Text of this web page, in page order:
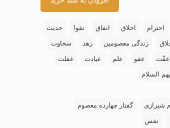
احترام اخلاق انفاق تقوا حدیث
زندگی معصومین زهد سخاوت
عفّت عفو علم عیادت غفلت
السلام
گفتار چهارده معصوم
نفس